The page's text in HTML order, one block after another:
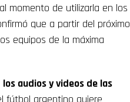
momento de utilizarla en los
que a partir del próximo
equipos de la máxima
los audios y videos de las